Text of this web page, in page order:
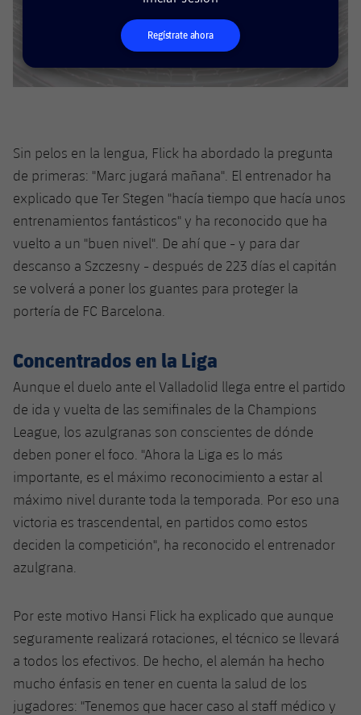
Servicios Médicos
Infantil B
Resultados
Jugadors
Fotos
Historia
Calendario
Resultados
Clasificaciones
Juvenil
Infantil
Alevín
Campus Verano
Actualidad
Calendario
Entradas
Resultados
Jugadores
Fotos
Historia
Palmarés
Barça Atlètic
plusicon
más
Actualidad
Calendario
Resultados
Base
plusicon
más
Actualidad
Barça C
Juvenil
Infantil
Alevín
Campus Verano
PLUSICON
MÁS
Noticias
Atletismo
plusicon
más
Actualidad
Masculino
Agenda
Baloncesto en silla de ruedas
plusicon
más
Actualidad
Jugadores
Calendario
Clasificaciones
Hockey sobre hielo
plusicon
más
Actualidad
Jugadores
Resultados
Clasificaciones
Hockey hierba
plusicon
más
Noticias
Hockey Hierba Masculino
Hockey Hierba Femenino
Patinaje artístico
plusicon
más
Actualidad
Plantilla
Agenda
Escuela de Patinaje
Rugby
plusicon
más
Voleibol
plusicon
más
Regístrate ahora
Sin pelos en la lengua, Flick ha abordado la pregunta
de primeras: "Marc jugará mañana". El entrenador ha
explicado que Ter Stegen "hacía tiempo que hacía unos
entrenamientos fantásticos" y ha reconocido que ha
vuelto a un "buen nivel". De ahí que - y para dar
descanso a Szczesny - después de 223 días el capitán
se volverá a poner los guantes para proteger la
portería de FC Barcelona.
Concentrados en la Liga
Aunque el duelo ante el Valladolid llega entre el partido
de ida y vuelta de las semifinales de la Champions
League, los azulgranas son conscientes de dónde
deben poner el foco. "Ahora la Liga es lo más
importante, es el máximo reconocimiento a estar al
máximo nivel durante toda la temporada. Por eso una
victoria es trascendental, en partidos como estos
deciden la competición", ha reconocido el entrenador
azulgrana.
Por este motivo Hansi Flick ha explicado que aunque
seguramente realizará rotaciones, el técnico se llevará
a todos los efectivos. De hecho, el alemán ha hecho
mucho énfasis en tener en cuenta la salud de los
jugadores: "Tenemos que hacer caso al staff médico y